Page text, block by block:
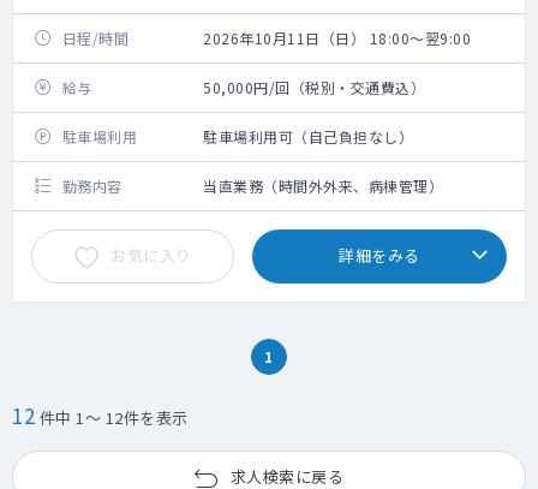
日程/時間 2026年10月11日（日） 18:00～翌9:00
給与 50,000円/回（税別・交通費込）
駐車場利用 駐車場利用可（自己負担なし）
勤務内容 当直業務（時間外外来、病棟管理）
お気に入り 詳細をみる
1
12 件中 1～ 12件を表示
求人検索に戻る